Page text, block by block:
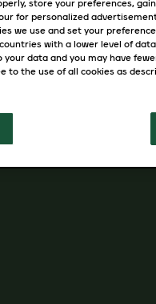
Sanftes
Die perfekte
Hause
Hier findest
store your preferences,
for personalized
we use and set your
with a lower level of
your data and you may have
to the use of all cookies as